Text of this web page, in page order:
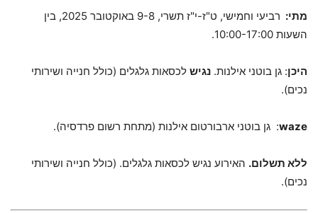
מתי:
רביעי וחמישי, ט"ז-י"ז תשרי, 9-8 באוקטובר 2025, בין
השעות 10:00-17:00.
היכן: גן בוטני אילנות. נגיש לכסאות גלגלים (כולל חנייה ושירותי
נכים).
waze: גן בוטני ארבורטום אילנות (מתחת רשום פרדסיה).
ללא תשלום. האירוע נגיש לכסאות גלגלים. (כולל חנייה ושירותי
נכים).